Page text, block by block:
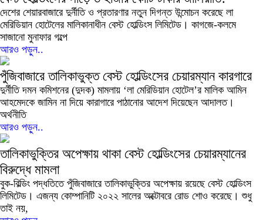
দেশের শেয়ারবাজারে দুর্নীতি ও প্রতারণার নতুন দিগন্ত উন্মোচন করেছে লা
মেরিডিয়ান হোটেলের মালিকানাধীন বেস্ট হোল্ডিংস লিমিটেড। কাগজে-কলমে
সাজানো মুনাফার গল্পে
আরও পড়ুন..
পুঁজিবাজারে তালিকাভুক্ত বেস্ট হোল্ডিংসের চেয়ারম্যান কারগারে
দুর্নীতি দমন কমিশনের (দুদক) মামলায় ‘লা মেরিডিয়ান হোটেল’র মালিক আমিন
আহমেদকে জামিন না দিয়ে কারাগারে পাঠানোর আদেশ দিয়েছেন আদালত।
অর্থনীতি
আরও পড়ুন..
তালিকাভুক্তির অপেক্ষায় থাকা বেস্ট হোল্ডিংসের চেয়ারম্যানের
বিরুদ্ধে মামলা
বুক-বিল্ডিং পদ্ধতিতে পুঁজিবাজারে তালিকাভুক্তির অপেক্ষায় রয়েছে বেস্ট হোল্ডিংস
লিমিটেড। এজন্য কোম্পানিটি ২০২২ সালের অক্টোবরে রোড শোও করেছে। শুধু
তাই নয়,